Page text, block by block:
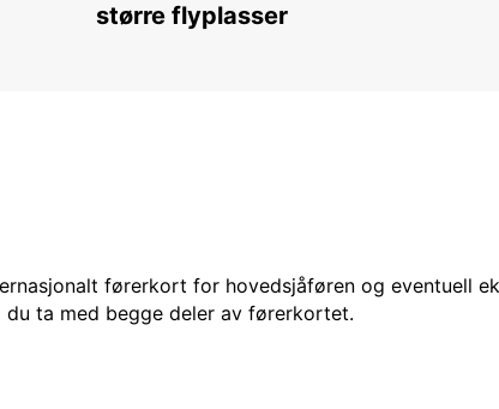
større flyplasser
førerkort for hovedsjåføren og eventuell
ta med begge deler av førerkortet.